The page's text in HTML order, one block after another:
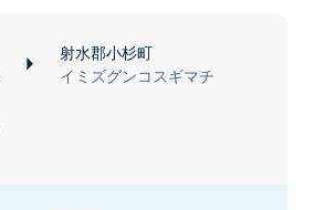
射水郡小杉町
イミズグンコスギマチ